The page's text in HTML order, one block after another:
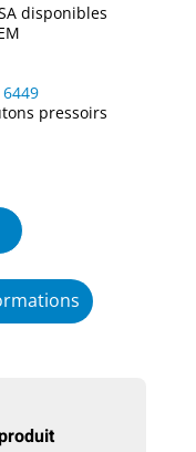
disponibles
6449
pressoirs